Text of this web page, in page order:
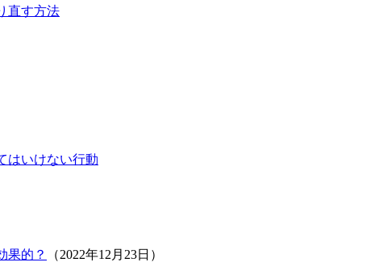
直す方法
はいけない行動
果的？ （2022年12月23日）